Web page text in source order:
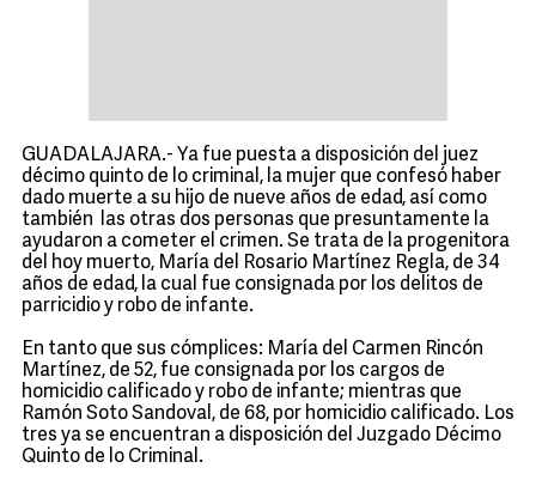
GUADALAJARA.- Ya fue puesta a disposición del juez
décimo quinto de lo criminal, la mujer que confesó haber
dado muerte a su hijo de nueve años de edad, así como
también las otras dos personas que presuntamente la
ayudaron a cometer el crimen. Se trata de la progenitora
del hoy muerto, María del Rosario Martínez Regla, de 34
años de edad, la cual fue consignada por los delitos de
parricidio y robo de infante.
En tanto que sus cómplices: María del Carmen Rincón
Martínez, de 52, fue consignada por los cargos de
homicidio calificado y robo de infante; mientras que
Ramón Soto Sandoval, de 68, por homicidio calificado. Los
tres ya se encuentran a disposición del Juzgado Décimo
Quinto de lo Criminal.